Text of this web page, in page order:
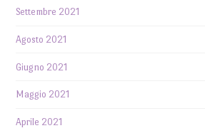
Settembre 2021
Agosto 2021
Giugno 2021
Maggio 2021
Aprile 2021